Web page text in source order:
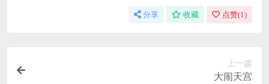
分享 收藏 点赞(1)
上一篇
大闹天宫